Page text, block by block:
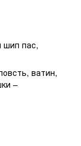
шип пас,
ватин,
–